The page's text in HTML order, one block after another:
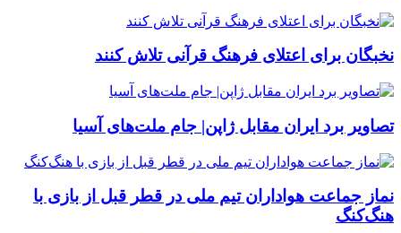
نخبگان برای اعتلای فرهنگ قرآنی تلاش کنند
تصاویر برد ایران مقابل ژاپن| جام ملت‌های آسیا
نماز جماعت هواداران تیم ملی در قطر قبل از بازی با
هنگ‌کنگ